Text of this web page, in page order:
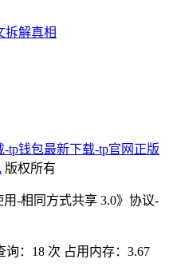
拆解真相
-tp钱包最新下载-tp官网正版
版权所有
-相同方式共享 3.0》协议-
询：18 次 占用内存：3.67